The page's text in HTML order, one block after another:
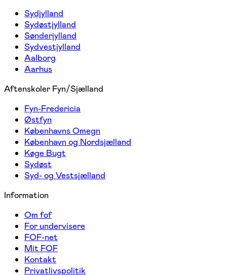
Sydjylland
Sydøstjylland
Sønderjylland
Sydvestjylland
Aalborg
Aarhus
Aftenskoler Fyn/Sjælland
Fyn-Fredericia
Østfyn
Københavns Omegn
København og Nordsjælland
Køge Bugt
Sydøst
Syd- og Vestsjælland
Information
Om fof
For undervisere
FOF-net
Mit FOF
Kontakt
Privatlivspolitik